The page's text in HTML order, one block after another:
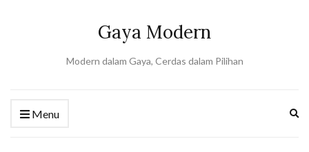
Gaya Modern
Modern dalam Gaya, Cerdas dalam Pilihan
Menu